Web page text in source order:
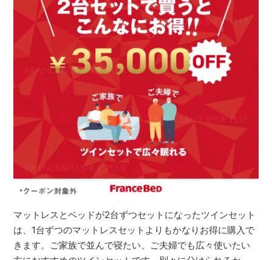
マットレスとベッドが2台ずつセットになったツインセット
は、1台ずつのマットレスセットよりもかなりお得に購入で
きます。ご家族で並んで寝たい、ご夫婦でも広々使いたい